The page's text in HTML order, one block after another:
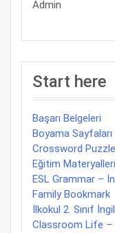
Admin
Start here
Başarı Belgeleri
Boyama Sayfaları
Crossword Puzzle
Eğitim Materyalleri
ESL Grammar –
Family Bookmark
İlkokul 2. Sınıf
Classroom Life –